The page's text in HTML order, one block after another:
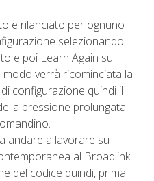
e rilanciato per ognuno
selezionando
e poi Learn Again su
verrà ricominciata la
configurazione quindi il
pressione prolungata
andare a lavorare su
al Broadlink
del codice quindi, prima